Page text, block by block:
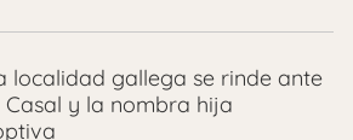
localidad gallega se rinde ante
Casal y la nombra hija